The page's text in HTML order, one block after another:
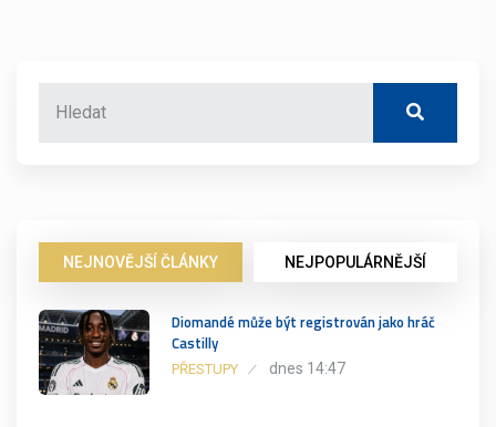
NEJNOVĚJŠÍ ČLÁNKY NEJPOPULÁRNĚJŠÍ
Diomandé může být registrován jako hráč
Castilly
PŘESTUPY dnes 14:47